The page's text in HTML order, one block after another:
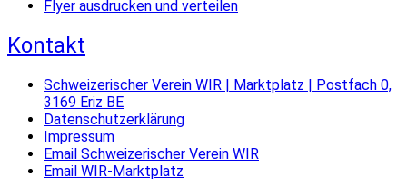
Flyer ausdrucken und verteilen
Kontakt
Schweizerischer Verein WIR | Marktplatz | Postfach 0,
3169 Eriz BE
Datenschutzerklärung
Impressum
Email Schweizerischer Verein WIR
Email WIR-Marktplatz